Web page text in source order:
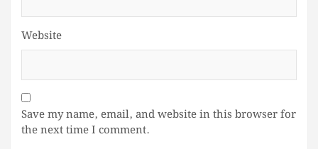
Website
Save my name, email, and website in this browser for
the next time I comment.